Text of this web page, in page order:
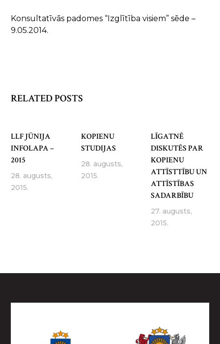
Konsultatīvās padomes “Izglītība visiem” sēde –
9.05.2014.
RELATED POSTS
LLF JŪNIJA
INFOLAPA –
2015
28. augusts,
2015.
KOPIENU
STUDIJAS
28. augusts,
2015.
LĪGATNĒ
DISKUTĒS PAR
KOPIENU
ATTĪSTTĪBU UN
ATTĪSTĪBAS
SADARBĪBU
27. augusts,
2015.